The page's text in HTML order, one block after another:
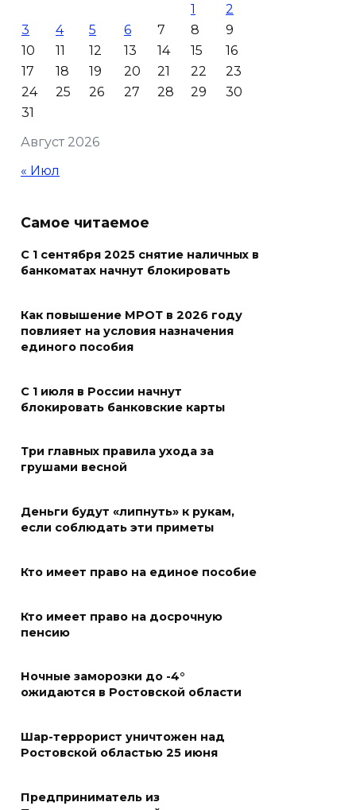
Шахбокс, падел и пилон: в
Ростовской области
зарегистрировали новые
виды спорта
06 августа 2026 19:30
донских строителей с
праздником и вручил
06 августа 2026 18:35
Осторожно! Падение
кирпичей
06 августа 2026 18:30
Выставка «По городам и
весям»
06 августа 2026 18:29
06 августа 2026 18:27
в Таганроге откроет 200-й
в сентябре 2027 года
Наблюдатели готовятся к
06 августа 2026 18:25
пострадавшим при атаке
Август 2026
1
2
3
4 5 6 7 8
9
10
11 12 13 14 15
16
17
18 19 20 21 22
23
24
25 26 27 28 29
30
31
« Июл
Самое читаемое
С 1 сентября 2025 снятие наличных в
банкоматах начнут блокировать
Как повышение МРОТ в 2026 году
повлияет на условия назначения
единого пособия
С 1 июля в России начнут
блокировать банковские карты
Три главных правила ухода за
грушами весной
Деньги будут «липнуть» к рукам,
если соблюдать эти приметы
Кто имеет право на единое пособие
Кто имеет право на досрочную
пенсию
Ночные заморозки до -4°
ожидаются в Ростовской области
Шар-террорист уничтожен над
Ростовской областью 25 июня
Предприниматель из